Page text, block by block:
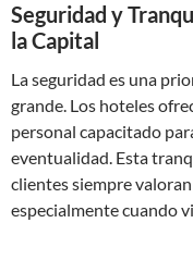
Seguridad y
la Capital
La seguridad es una
grande. Los hoteles
personal capacitado
eventualidad. Esta
clientes siempre
especialmente cuando